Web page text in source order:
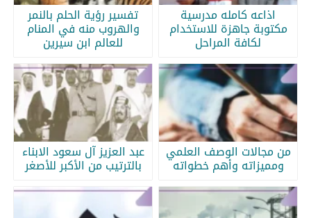
اذاعه كامله مدرسية
مكتوبة جاهزة للاستخدام
لكافة المراحل
تفسير رؤية الحلم بالنمر
والهروب منه في المنام
للعالم ابن سيرين
من مجالات الوصف العلمي
ومميزاته وأهم خطواته
عبد العزيز آل سعود الابناء
بالترتيب من الأكبر للأصغر